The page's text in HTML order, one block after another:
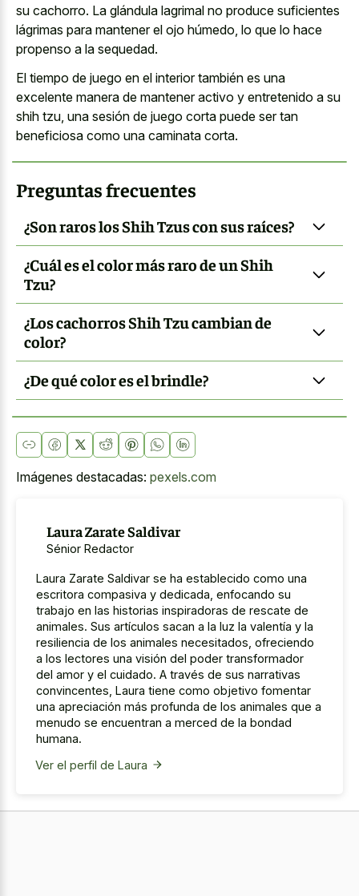
su cachorro. La glándula lagrimal no produce suficientes
lágrimas para mantener el ojo húmedo, lo que lo hace
propenso a la sequedad.
El tiempo de juego en el interior también es una
excelente manera de mantener activo y entretenido a su
shih tzu, una sesión de juego corta puede ser tan
beneficiosa como una caminata corta.
Preguntas frecuentes
¿Son raros los Shih Tzus con sus raíces?
¿Cuál es el color más raro de un Shih
Tzu?
¿Los cachorros Shih Tzu cambian de
color?
¿De qué color es el brindle?
Imágenes destacadas: pexels.com
Laura Zarate Saldivar
Sénior Redactor
Laura Zarate Saldivar se ha establecido como una
escritora compasiva y dedicada, enfocando su
trabajo en las historias inspiradoras de rescate de
animales. Sus artículos sacan a la luz la valentía y la
resiliencia de los animales necesitados, ofreciendo
a los lectores una visión del poder transformador
del amor y el cuidado. A través de sus narrativas
convincentes, Laura tiene como objetivo fomentar
una apreciación más profunda de los animales que a
menudo se encuentran a merced de la bondad
humana.
Ver el perfil de Laura